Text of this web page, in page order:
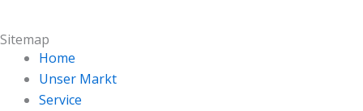
Sitemap
Home
Unser Markt
Service